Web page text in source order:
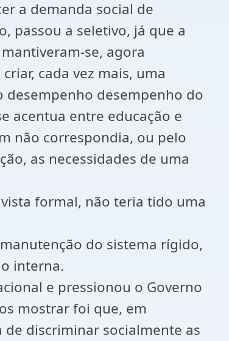
a demanda social de
passou a seletivo, já que a
se, agora
cada vez mais, uma
desempenho desempenho do
acentua entre educação e
não correspondia, ou pelo
as necessidades de uma
formal, não teria tido uma
do sistema rígido,
interna.
e pressionou o Governo
mostrar foi que, em
discriminar socialmente as